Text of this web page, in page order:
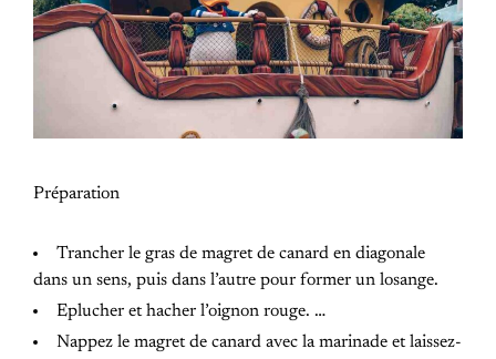
Préparation
Trancher le gras de magret de canard en diagonale
dans un sens, puis dans l’autre pour former un losange.
Eplucher et hacher l’oignon rouge. …
Nappez le magret de canard avec la marinade et laissez-